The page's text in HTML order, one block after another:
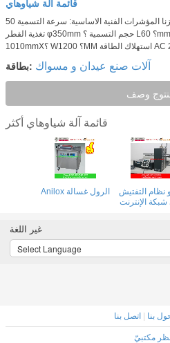
آلة وسم أخف وزنا المؤشرات الفنية الاساسية: سرعة التسمية 50PCS / دقيقة ماكس.
تغذية القطر φ350mm حجم التسمية ؟ L؟ 60mmX؟ W؟ 64mm و حجم الجهاز ؟ L؟
بطاقة: آلات صنع عيدان و مسواك
قائمة آلة شياوهاي
Anilox الرول غسالة
نظام التفتيش
الإنترنت
غير اللغة
Select Language
بنا |اتصل بنا
مكتبيّ